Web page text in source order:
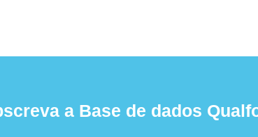
a Base de dados